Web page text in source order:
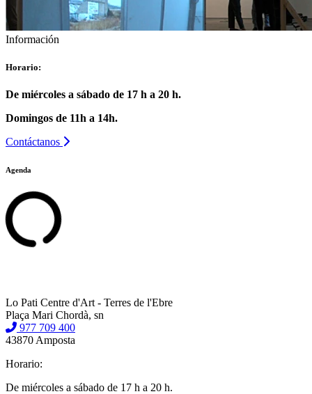
Información
Horario:
De miércoles a sábado de 17 h a 20 h.
Domingos de 11h a 14h.
Contáctanos
Agenda
Lo Pati Centre d'Art - Terres de l'Ebre
Plaça Mari Chordà, sn
977 709 400
43870 Amposta
Horario:
De miércoles a sábado de 17 h a 20 h.